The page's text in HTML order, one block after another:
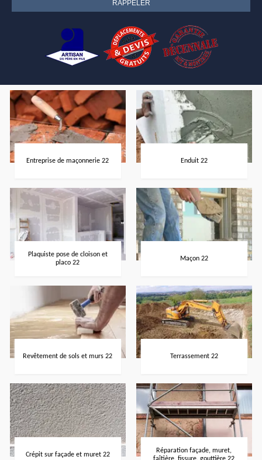
Entreprise de maçonnerie 22 Enduit 22
Plaquiste pose de cloison et
placo 22
Maçon 22
Revêtement de sols et murs 22 Terrassement 22
Crépit sur façade et muret 22
Réparation façade, muret,
faîtière, fissure, gouttière 22